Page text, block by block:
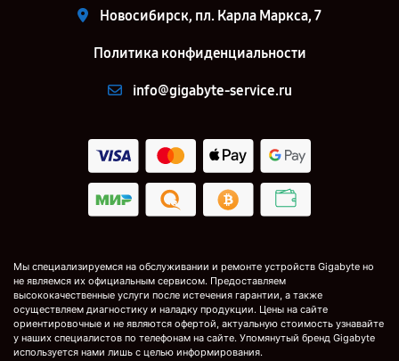
Новосибирск, пл. Карла Маркса, 7
Политика конфиденциальности
info@gigabyte-service.ru
Мы специализируемся на обслуживании и ремонте устройств Gigabyte но
не являемся их официальным сервисом. Предоставляем
высококачественные услуги после истечения гарантии, а также
осуществляем диагностику и наладку продукции. Цены на сайте
ориентировочные и не являются офертой, актуальную стоимость узнавайте
у наших специалистов по телефонам на сайте. Упомянутый бренд Gigabyte
используется нами лишь с целью информирования.